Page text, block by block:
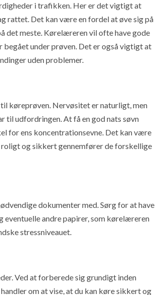
i trafikken. Her er det vigtigt at
rattet. Det kan være en fordel at øve sig på
det meste. Kørelæreren vil ofte have gode
under prøven. Det er også vigtigt at
uden problemer.
køreprøven. Nervøsitet er naturligt, men
til udfordringen. At få en god nats søvn
for ens koncentrationsevne. Det kan være
roligt og sikkert gennemfører de forskellige
dokumenter med. Sørg for at have
andre papirer, som kørelæreren
stressniveauet.
Ved at forberede sig grundigt inden
om at vise, at du kan køre sikkert og